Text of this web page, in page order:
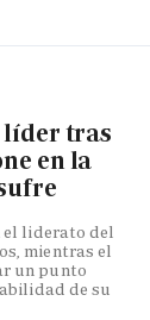
líder tras
en la
el liderato del
mientras el
un punto
de su